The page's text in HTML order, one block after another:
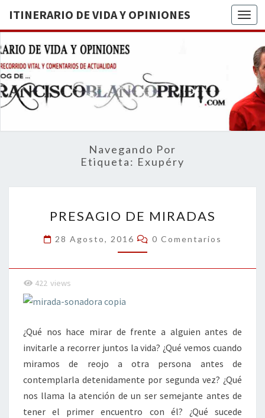
ITINERARIO DE VIDA Y OPINIONES
DE
BREVE
RECORRIDO
VITAL Y
ACTUALIDAD
Navegando Por
Etiqueta: Exupéry
DE
MIRADAS
PRESAGIO DE MIRADAS
28 Agosto, 2016 Comentarios
0 Comentarios
422 views
¿Qué nos hace mirar de frente a alguien antes de
invitarle a recorrer juntos la vida? ¿Qué vemos cuando
miramos de reojo a otra persona antes de
contemplarla detenidamente por segunda vez? ¿Qué
nos llama la atención de un ser semejante antes de
tener el primer encuentro con él? ¿Qué sucede